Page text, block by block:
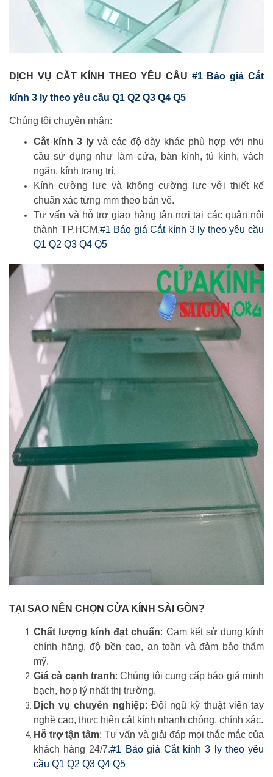
DỊCH VỤ CẮT KÍNH THEO YÊU CẦU #1 Báo giá Cắt
kính 3 ly theo yêu cầu Q1 Q2 Q3 Q4 Q5
Chúng tôi chuyên nhận:
Cắt kính 3 lyvà các độ dày khác phù hợp với nhu
cầu sử dụng như làm cửa, bàn kính, tủ kính, vách
ngăn, kính trang trí.
Kính cường lực và không cường lực với thiết kế
chuẩn xác từng mm theo bản vẽ.
Tư vấn và hỗ trợ giao hàng tận nơi tại các quận nội
thành TP.HCM.#1 Báo giá Cắt kính 3 ly theo yêu cầu
Q1 Q2 Q3 Q4 Q5
TẠI SAO NÊN CHỌN CỬA KÍNH SÀI GÒN?
Chất lượng kính đạt chuẩn: Cam kết sử dụng kính
chính hãng, độ bền cao, an toàn và đảm bảo thẩm
mỹ.
Giá cả cạnh tranh: Chúng tôi cung cấp báo giá minh
bạch, hợp lý nhất thị trường.
Dịch vụ chuyên nghiệp: Đội ngũ kỹ thuật viên tay
nghề cao, thực hiện cắt kính nhanh chóng, chính xác.
Hỗ trợ tận tâm: Tư vấn và giải đáp mọi thắc mắc của
khách hàng 24/7.#1 Báo giá Cắt kính 3 ly theo yêu
cầu Q1 Q2 Q3 Q4 Q5